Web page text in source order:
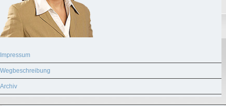
Impressum
Wegbeschreibung
Archiv